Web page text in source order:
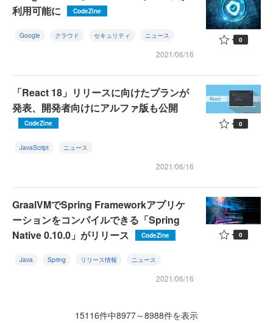
利用可能に
CodeZine
Google クラウド セキュリティ ニュース
2021/06/16
0
「React 18」リリースに向けたプランが
発表、開発者向けにアルファ版も公開
CodeZine
JavaScript ニュース
2021/06/16
0
GraalVMでSpring Frameworkアプリケ
ーションをコンパイルできる「Spring
Native 0.10.0」がリリース
CodeZine
Java Spring リリース情報 ニュース
2021/06/16
0
15116件中8977～8988件を表示